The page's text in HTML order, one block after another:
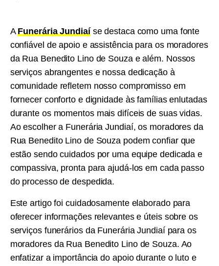
A Funerária Jundiaíse destaca como uma fonte
confiável de apoio e assistência para os moradores
da Rua Benedito Lino de Souza e além. Nossos
serviços abrangentes e nossa dedicação à
comunidade refletem nosso compromisso em
fornecer conforto e dignidade às famílias enlutadas
durante os momentos mais difíceis de suas vidas.
Ao escolher a Funerária Jundiaí, os moradores da
Rua Benedito Lino de Souza podem confiar que
estão sendo cuidados por uma equipe dedicada e
compassiva, pronta para ajudá-los em cada passo
do processo de despedida.
Este artigo foi cuidadosamente elaborado para
oferecer informações relevantes e úteis sobre os
serviços funerários da Funerária Jundiaí para os
moradores da Rua Benedito Lino de Souza. Ao
enfatizar a importância do apoio durante o luto e